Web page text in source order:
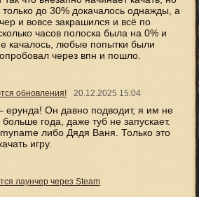
только до 30% докачалось однажды, а
и вовсе закрашился и всё по
часов полоска была на 0% и
качалось, любые попытки были
через впн и пошло.
обновления! 20.12.2025 15:04
Он давно подводит, я им не
года, даже туб не запускает.
либо Дядя Ваня. Только это
игру.
лаунчер через Steam